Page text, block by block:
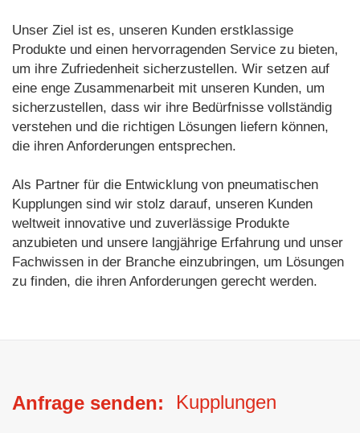
Unser Ziel ist es, unseren Kunden erstklassige
Produkte und einen hervorragenden Service zu bieten,
um ihre Zufriedenheit sicherzustellen. Wir setzen auf
eine enge Zusammenarbeit mit unseren Kunden, um
sicherzustellen, dass wir ihre Bedürfnisse vollständig
verstehen und die richtigen Lösungen liefern können,
die ihren Anforderungen entsprechen.
Als Partner für die Entwicklung von pneumatischen
Kupplungen sind wir stolz darauf, unseren Kunden
weltweit innovative und zuverlässige Produkte
anzubieten und unsere langjährige Erfahrung und unser
Fachwissen in der Branche einzubringen, um Lösungen
zu finden, die ihren Anforderungen gerecht werden.
Anfrage senden: Kupplungen